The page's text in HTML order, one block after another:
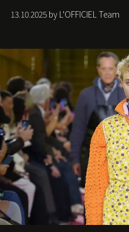
中找尋希望的微光。
13.10.2025 by L'OFFICIEL Team